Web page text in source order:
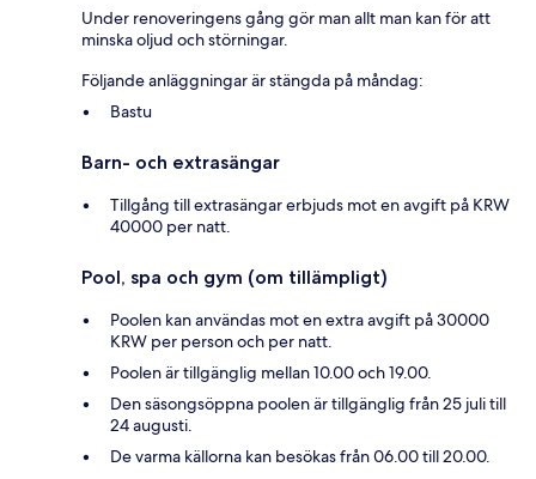
Under renoveringens gång gör man allt man kan för att
minska oljud och störningar.
Följande anläggningar är stängda på måndag:
Bastu
Barn- och extrasängar
Tillgång till extrasängar erbjuds mot en avgift på KRW
40000 per natt.
Pool, spa och gym (om tillämpligt)
Poolen kan användas mot en extra avgift på 30000
KRW per person och per natt.
Poolen är tillgänglig mellan 10.00 och 19.00.
Den säsongsöppna poolen är tillgänglig från 25 juli till
24 augusti.
De varma källorna kan besökas från 06.00 till 20.00.